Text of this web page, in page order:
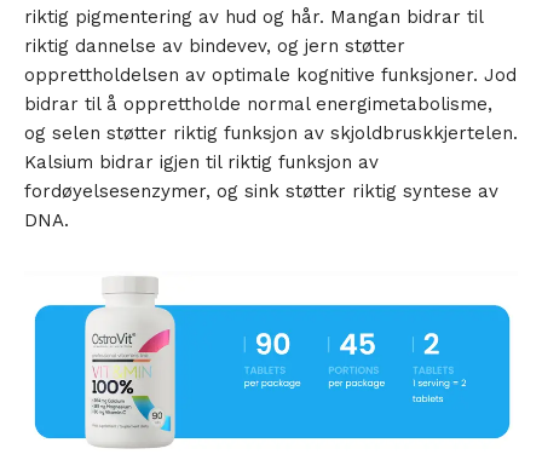
riktig pigmentering av hud og hår. Mangan bidrar til
riktig dannelse av bindevev, og jern støtter
opprettholdelsen av optimale kognitive funksjoner. Jod
bidrar til å opprettholde normal energimetabolisme,
og selen støtter riktig funksjon av skjoldbruskkjertelen.
Kalsium bidrar igjen til riktig funksjon av
fordøyelsesenzymer, og sink støtter riktig syntese av
DNA.